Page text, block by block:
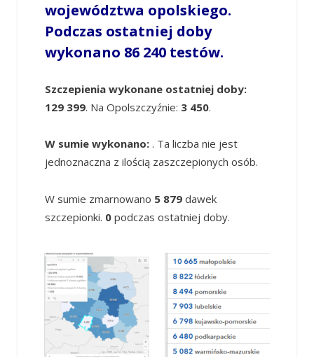
województwa opolskiego.
Podczas ostatniej doby
wykonano 86 240testów.
Szczepienia wykonane ostatniej doby:
129 399. Na Opolszczyźnie: 3 450.
W sumie wykonano: . Ta liczba nie jest
jednoznaczna z ilością zaszczepionych osób.
W sumie zmarnowano 5 879dawek
szczepionki. 0podczas ostatniej doby.